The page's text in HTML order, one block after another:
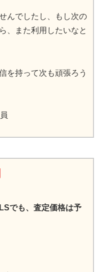
んでしたし、もし次の
、また利用したいなと
を持って次も頑張ろう
でも、査定価格は予